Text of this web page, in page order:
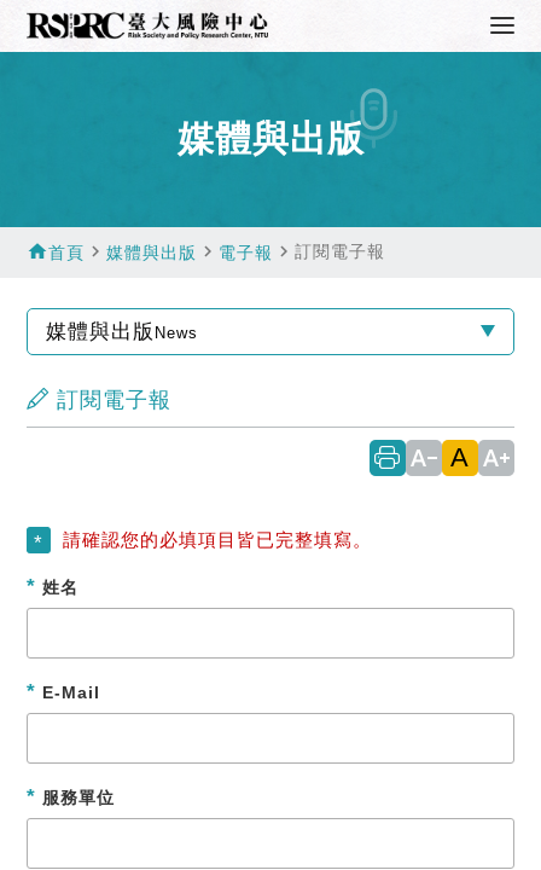
媒體與出版
home首頁 navigate_next媒體與出版 navigate_next 電子報 navigate_next訂閱電子報
媒體與出版 News
訂閱電子報
text_decrease A text_increase
* 請確認您的必填項目皆已完整填寫。
* 姓名
* E-Mail
* 服務單位